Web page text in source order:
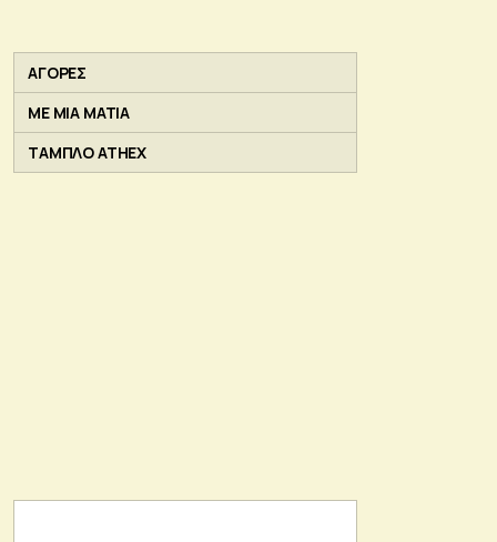
ΑΓΟΡΕΣ
ΜΕ ΜΙΑ ΜΑΤΙΑ
ΤΑΜΠΛΟ ATHEX